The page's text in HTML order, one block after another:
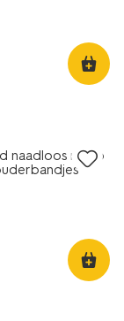
naadloos micro